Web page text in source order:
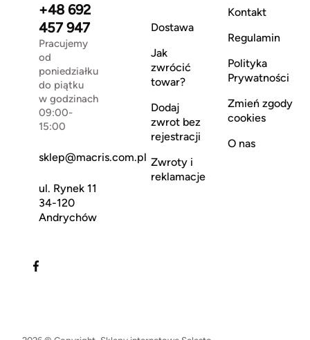
+48 692
457 947
Pracujemy
od
poniedziałku
do piątku
w godzinach
09:00-
15:00
sklep@macris.com.pl
ul. Rynek 11
34-120
Andrychów
Dostawa
Jak
zwrócić
towar?
Dodaj
zwrot bez
rejestracji
Zwroty i
reklamacje
Kontakt
Regulamin
Polityka
Prywatności
Zmień zgody
cookies
O nas